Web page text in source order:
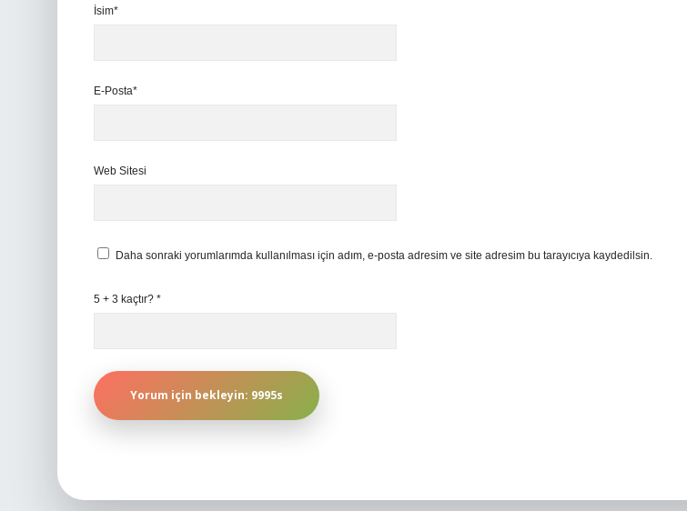
İsim*
E-Posta*
Web Sitesi
Daha sonraki yorumlarımda kullanılması için adım, e-posta adresim ve site adresim bu tarayıcıya kaydedilsin.
5 + 3 kaçtır? *